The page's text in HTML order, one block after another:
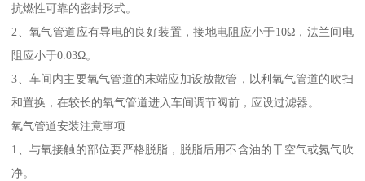
抗燃性可靠的密封形式。
2、氧气管道应有导电的良好装置，接地电阻应小于10Ω，法兰间电
阻应小于0.03Ω。
3、车间内主要氧气管道的末端应加设放散管，以利氧气管道的吹扫
和置换，在较长的氧气管道进入车间调节阀前，应设过滤器。
氧气管道安装注意事项
1、与氧接触的部位要严格脱脂，脱脂后用不含油的干空气或氮气吹
净。